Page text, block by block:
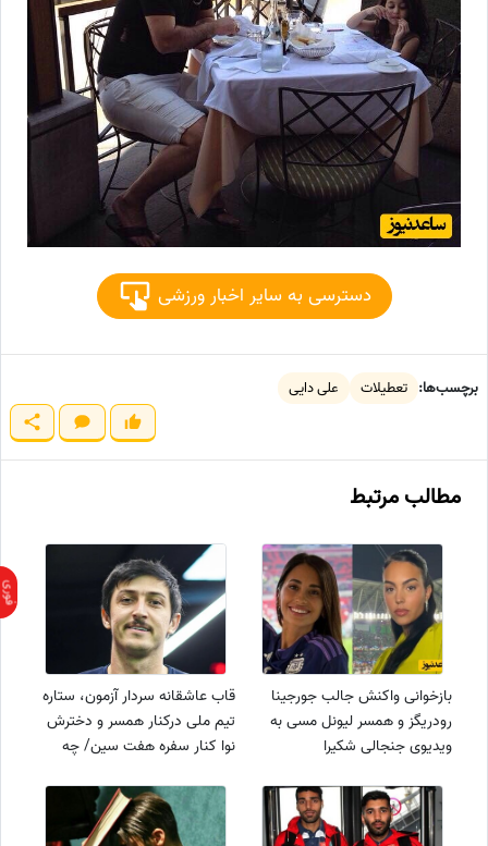
دسترسی به سایر اخبار ورزشی
برچسب‌ها: تعطیلات علی دایی
مطالب مرتبط
بازخوانی واکنش جالب جورجینا
رودریگز و همسر لیونل مسی به
ویدیوی جنجالی شکیرا
قاب عاشقانه سردار آزمون، ستاره
تیم ملی درکنار همسر و دخترش
نوا کنار سفره هفت سین/ چه